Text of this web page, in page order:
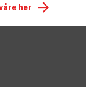
her